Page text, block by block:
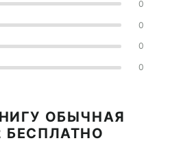
0
0
0
0
ОБЫЧНАЯ
БЕСПЛАТНО